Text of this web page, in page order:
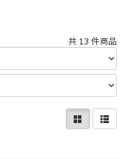
共 13 件商品